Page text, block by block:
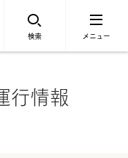
検索 メニュー
行情報